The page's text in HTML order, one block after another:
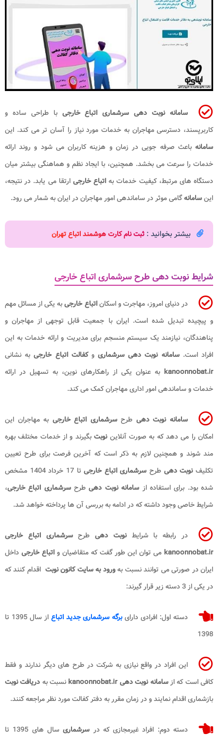
سامانه نوبت دهی سرشماری اتباع خارجیبا طراحی ساده و
کاربرپسند، دسترسی مهاجران به خدمات مورد نیاز را آسان تر می کند. این
سامانهباعث صرفه جویی در زمان و هزینه کاربران می شود و روند ارائه
خدمات را سرعت می بخشد. همچنین، با ایجاد نظم و هماهنگی بیشتر میان
دستگاه های مرتبط، کیفیت خدمات به اتباع خارجیارتقا می یابد. در نتیجه،
اینسامانهگامی موثر در ساماندهی امور مهاجران در ایران به شمار می رود.
بیشتر بخوانید : ثبت نام کارت هوشمند اتباع تهران
شرایط نوبت دهی طرح سرشماری اتباع خارجی
در دنیای امروز، مهاجرت و اسکاناتباع خارجیبه یکی از مسائل مهم
و پیچیده تبدیل شده است. ایران با جمعیت قابل توجهی از مهاجران و
پناهندگان، نیازمند یک سیستم منسجم برای مدیریت و ارائه خدمات به این
افراد است.سامانه نوبت دهی سرشماریوکفالت اتباع خارجی به نشانی
kanoonnobat.ir به عنوان یکی از راهکارهای نوین، به تسهیل در ارائه
خدمات و ساماندهی امور اداری مهاجران کمک می کند.
سامانه نوبت دهی طرحسرشماری اتباع خارجی به مهاجران این
امکان را می دهد که به صورت آنلایننوبتبگیرند و از خدمات مختلف بهره
مند شوند و همچنین لازم به ذکر است که آخرین فرصت برای طرح تعیین
تکلیفنوبت دهی طرح سرشماری اتباع خارجی
تا 17 خرداد 1404 مشخص
شده بود. برای استفاده از سامانه نوبت دهی طرحسرشماری اتباع خارجی،
شرایط خاصی وجود داشته که در ادامه به بررسی آن ها پرداخته خواهد شد.
در رابطه با شرایطنوبت دهیطرحسرشماری اتباع خارجی
kanoonnobat.ir می توان این طور گفت که متقاضیان و اتباع خارجی داخل
ایران در صورتی می توانند نسبت بهورود به سایت کانون نوبتاقدام کنند که
در یکی از 3 دسته زیر قرار گیرند:
دسته اول: افرادی دارایبرگه سرشماری جدید اتباع
از سال 1395 تا
1398
این افراد در واقع نیازی به شرکت در طرح های دیگر ندارند و فقط
کافی است که ازسامانه نوبت دهی kanoonnobat.ir نسبت به دریافت نوبت
بازشماری اقدام نمایند و در زمان مقرر به دفتر کفالت مورد نظر مراجعه کنند.
دسته دوم: افراد غیرمجازی که در سرشماری
سال های 1395 تا